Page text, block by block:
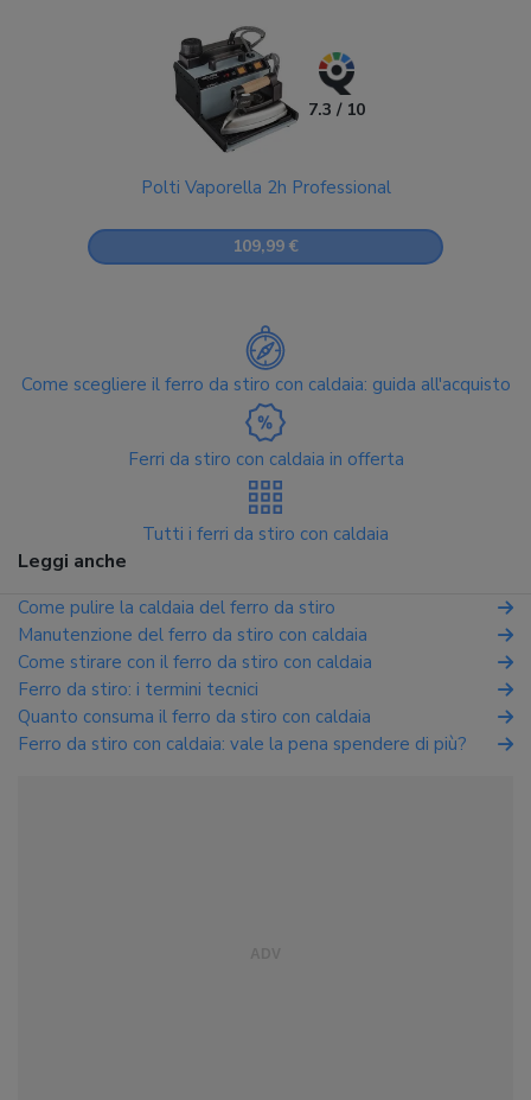
7.3 / 10
Polti Vaporella 2h Professional
109,99 €
Come scegliere il ferro da stiro con caldaia: guida all'acquisto
Ferri da stiro con caldaia in offerta
Tutti i ferri da stiro con caldaia
Leggi anche
Come pulire la caldaia del ferro da stiro
Manutenzione del ferro da stiro con caldaia
Come stirare con il ferro da stiro con caldaia
Ferro da stiro: i termini tecnici
Quanto consuma il ferro da stiro con caldaia
Ferro da stiro con caldaia: vale la pena spendere di più?